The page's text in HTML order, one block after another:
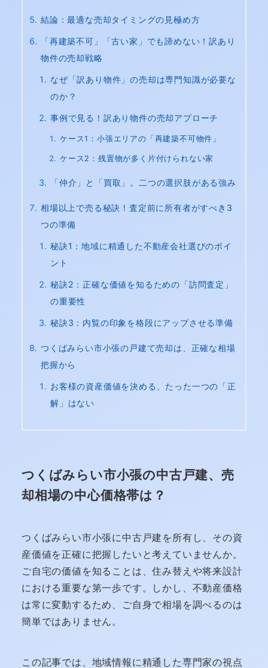
結論：最適な売却タイミングの見極め方
「再建築不可」「古い家」でも諦めない！訳あり
物件の売却戦略
なぜ「訳あり物件」の売却は専門知識が必要な
のか？
事例で見る！訳あり物件の売却アプローチ
ケース1：小張エリアの「再建築不可物件」
ケース2：残置物が多く片付けられない家
「仲介」と「買取」。二つの選択肢がある強み
相場以上で売る秘訣！査定前に所有者がすべき3
つの準備
秘訣1：地域に精通した不動産会社選びのポイ
ント
秘訣2：正確な価値を知るための「訪問査定」
の重要性
秘訣3：内覧の印象を格段にアップさせる準備
つくばみらい市小張の戸建て売却は、正確な相場
把握から
お客様の資産価値を決める、たった一つの「正
解」はない
つくばみらい市小張の中古戸建、売
却相場の中心価格帯は？
つくばみらい市小張に中古戸建を所有し、その資
産価値を正確に把握したいと考えていませんか。
ご自宅の価値を知ることは、住み替えや将来設計
における重要な第一歩です。しかし、不動産価格
は常に変動するため、ご自身で相場を調べるのは
簡単ではありません。
この記事では、地域情報に精通した専門家の視点